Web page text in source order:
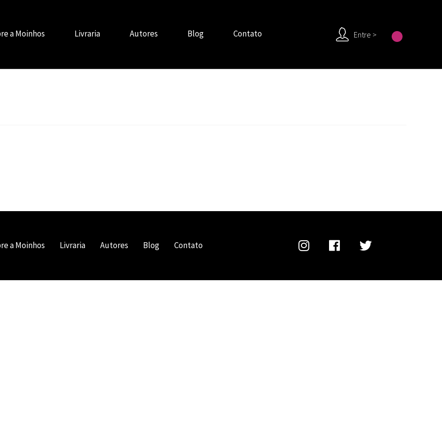
a Moinhos Livraria Autores Blog Contato Entre >
a Moinhos Livraria Autores Blog Contato